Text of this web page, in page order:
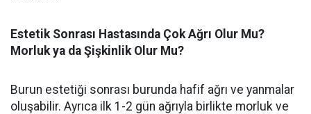
Estetik Sonrası Hastasında Çok Ağrı Olur Mu?
Morluk ya da Şişkinlik Olur Mu?
Burun estetiği sonrası burunda hafif ağrı ve yanmalar
oluşabilir. Ayrıca ilk 1-2 gün ağrıyla birlikte morluk ve